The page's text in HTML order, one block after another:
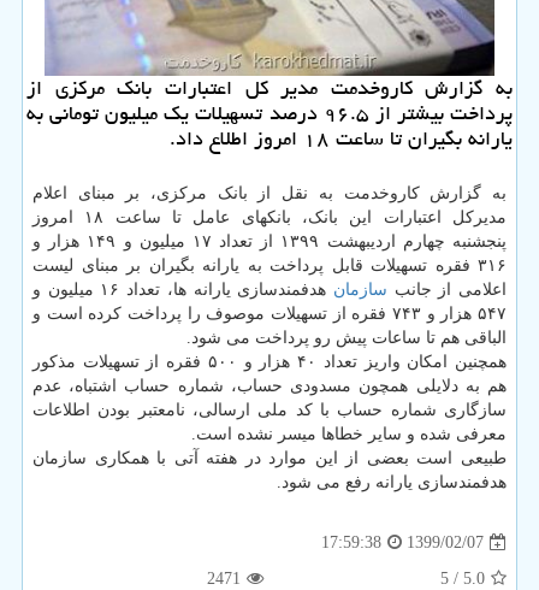
به گزارش كاروخدمت مدیر كل اعتبارات بانك مركزی از
پرداخت بیشتر از ۹۶.۵ درصد تسهیلات یك میلیون تومانی به
یارانه بگیران تا ساعت ۱۸ امروز اطلاع داد.
به گزارش کاروخدمت به نقل از بانک مرکزی، بر مبنای اعلام
مدیرکل اعتبارات این بانک، بانکهای عامل تا ساعت ۱۸ امروز
پنجشنبه چهارم اردیبهشت ۱۳۹۹ از تعداد ۱۷ میلیون و ۱۴۹ هزار و
۳۱۶ فقره تسهیلات قابل پرداخت به یارانه بگیران بر مبنای لیست
اعلامی از جانب سازمان
هدفمندسازی یارانه ها، تعداد ۱۶ میلیون و
۵۴۷ هزار و ۷۴۳ فقره از تسهیلات موصوف را پرداخت کرده است و
الباقی هم تا ساعات پیش رو پرداخت می شود.
همچنین امکان واریز تعداد ۴۰ هزار و ۵۰۰ فقره از تسهیلات مذکور
هم به دلایلی همچون مسدودی حساب، شماره حساب اشتباه، عدم
سازگاری شماره حساب با کد ملی ارسالی، نامعتبر بودن اطلاعات
معرفی شده و سایر خطاها میسر نشده است.
طبیعی است بعضی از این موارد در هفته آتی با همکاری سازمان
هدفمندسازی یارانه رفع می شود.
1399/02/07
17:59:38
5.0
/ 5
2471